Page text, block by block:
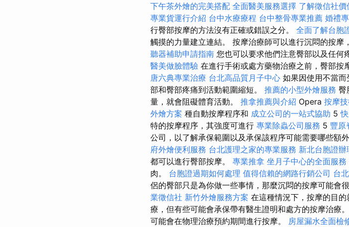
下午茶外燴的完美搭配 全面醫美服務選擇 了解徵信社價
專業貨運行介紹 台中水療療程 台中整骨專業推薦 婚禮
行臀部按摩的方法沒有正確或錯誤之分。 全面了解台胞
觸摸的力量建立連結。 按摩治療師可以進行沉悶的按摩
聽器補助申請指南 您也可以要求他們注意臀部以及任何
醫美做臉體驗 在進行手術或處方藥物治療之前，臀部按
唐六典專業治療 台北高品質月子中心 如果因使用不當
部和臀部疼痛到活動範圍縮短。 推薦的小型外燴服務 臀
量，就會阻礙體育活動。 推拿推薦與介紹 Opera 按摩
外燴方案 種自動按摩程序和 成立公司的一站式協助 5
特的按摩程序，其強度可進行 專業除蟲公司服務 5 豐原
公司，以了解承保範圍以及承保該程序可能需要哪些額
府外燴便利服務 台北護理之家的專業服務 新北台胞證辦
都可以進行臀部按摩。 專業推拿 坐月子中心的全面服務
肉。 台胞證過期如何處理 值得信賴的網路行銷公司 台
侶的臀部只是為你做一些事情，那麼沉悶的按摩可能會
業徵信社 新竹外燴服務方案 在這種情況下，按摩的目
療，但有些可能會承保帶有醫生證明和處方的按摩治療。
可能會在物理治療預約期間進行按摩。 房屋漏水全面檢